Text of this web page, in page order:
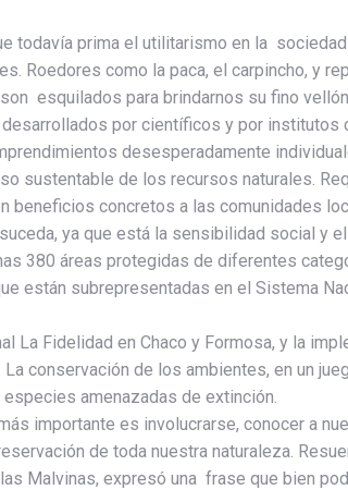
todavía prima el utilitarismo en la
Roedores como la paca, el carpincho, y
esquilados para brindarnos su fino
por científicos y por institutos
desesperadamente
sustentable de los recursos naturales.
beneficios concretos a las comunidades
ya que está la sensibilidad social y
380 áreas protegidas de diferentes
están subrepresentadas en el Sistema
La Fidelidad en Chaco y Formosa, y la
conservación de los ambientes, en un
amenazadas de extinción.
importante es involucrarse, conocer a
de toda nuestra naturaleza.
Malvinas, expresó una frase que bien